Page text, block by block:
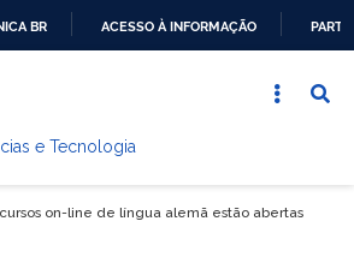
CONTEÚDO
BR ACESSO À INFORMAÇÃO
e Tecnologia
on-line de língua alemã estão abertas